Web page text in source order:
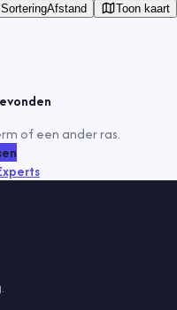
SorteringAfstand Toon kaart
of een ander ras.